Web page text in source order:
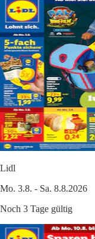
Lidl
Mo. 3.8. - Sa. 8.8.2026
Noch 3 Tage gültig